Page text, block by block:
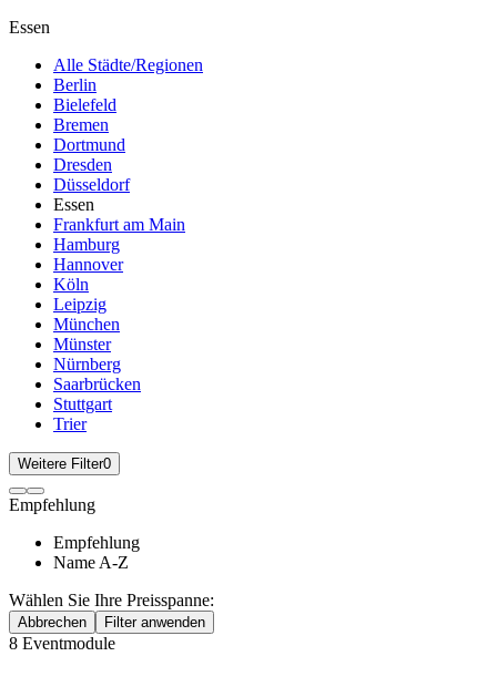
Essen
Alle Städte/Regionen
Berlin
Bielefeld
Bremen
Dortmund
Dresden
Düsseldorf
Essen
Frankfurt am Main
Hamburg
Hannover
Köln
Leipzig
München
Münster
Nürnberg
Saarbrücken
Stuttgart
Trier
Weitere Filter0
Empfehlung
Empfehlung
Name A-Z
Wählen Sie Ihre Preisspanne:
Abbrechen Filter anwenden
8 Eventmodule